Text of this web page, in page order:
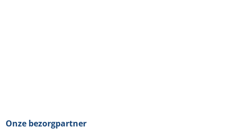
Onze bezorgpartner